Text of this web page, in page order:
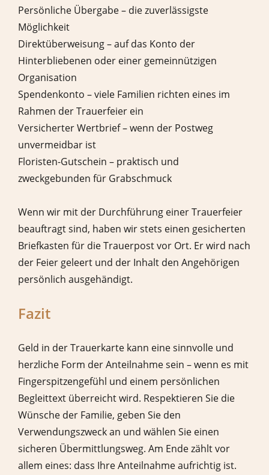
Persönliche Übergabe – die zuverlässigste
Möglichkeit
Direktüberweisung – auf das Konto der
Hinterbliebenen oder einer gemeinnützigen
Organisation
Spendenkonto – viele Familien richten eines im
Rahmen der Trauerfeier ein
Versicherter Wertbrief – wenn der Postweg
unvermeidbar ist
Floristen-Gutschein – praktisch und
zweckgebunden für Grabschmuck
Wenn wir mit der Durchführung einer Trauerfeier
beauftragt sind, haben wir stets einen gesicherten
Briefkasten für die Trauerpost vor Ort. Er wird nach
der Feier geleert und der Inhalt den Angehörigen
persönlich ausgehändigt.
Fazit
Geld in der Trauerkarte kann eine sinnvolle und
herzliche Form der Anteilnahme sein – wenn es mit
Fingerspitzengefühl und einem persönlichen
Begleittext überreicht wird. Respektieren Sie die
Wünsche der Familie, geben Sie den
Verwendungszweck an und wählen Sie einen
sicheren Übermittlungsweg. Am Ende zählt vor
allem eines: dass Ihre Anteilnahme aufrichtig ist.